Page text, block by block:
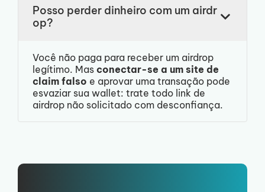
Posso perder dinheiro com um airdr
op?
Você não paga para receber um airdrop
legítimo. Mas conectar-se a um site de
claim falso e aprovar uma transação pode
esvaziar sua wallet: trate todo link de
airdrop não solicitado com desconfiança.